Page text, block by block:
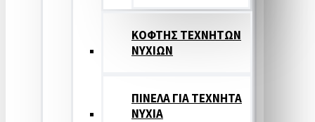
ΚΟΦΤΗΣ ΤΕΧΝΗΤΩΝ
ΝΥΧΙΩΝ
ΠΙΝΕΛΑ ΓΙΑ ΤΕΧΝΗΤΑ
ΝΥΧΙΑ